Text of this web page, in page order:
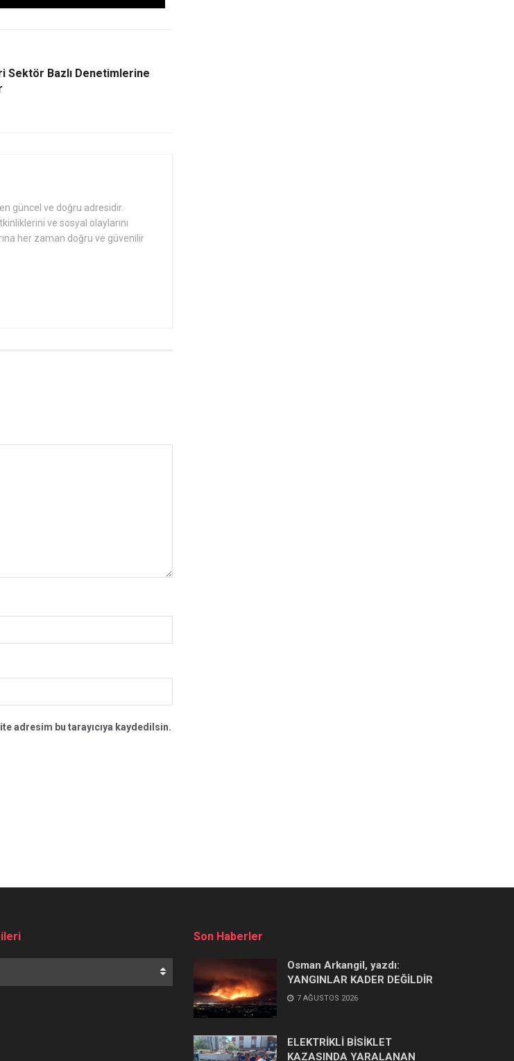
Sektör Bazlı Denetimlerine
güncel ve doğru adresidir.
ve sosyal olaylarını
her zaman doğru ve güvenilir
adresim bu tarayıcıya kaydedilsin.
Son Haberler
Osman Arkangil, yazdı:
YANGINLAR KADER DEĞİLDİR
7 AĞUSTOS 2026
ELEKTRİKLİ BİSİKLET
KAZASINDA YARALANAN